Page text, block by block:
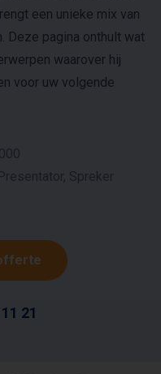
een unieke mix van
Deze pagina onthult wat
waarover hij
voor uw volgende
Spreker
21